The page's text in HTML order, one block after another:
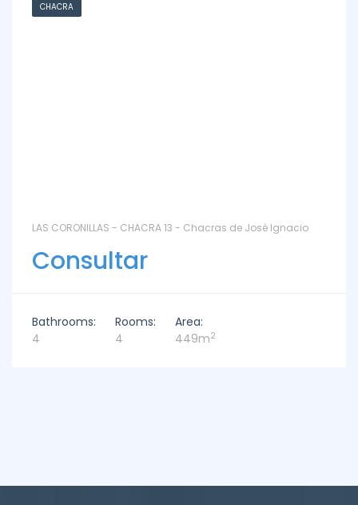
CHACRA
LAS CORONILLAS - CHACRA 13 - Chacras de José Ignacio
Consultar
Bathrooms:
4
Rooms:
4
Area:
449m2